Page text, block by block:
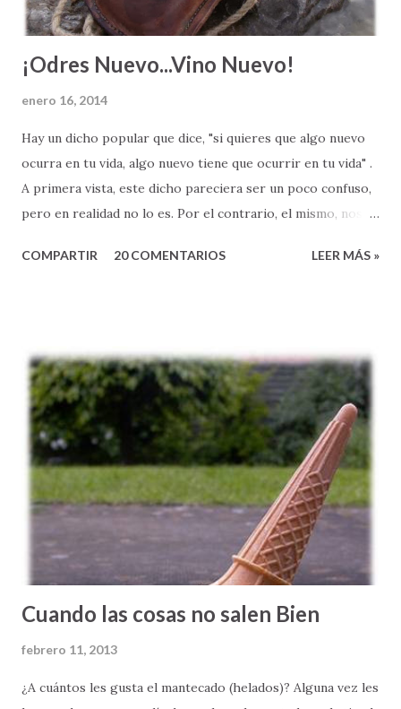
¡Odres Nuevo...Vino Nuevo!
enero 16, 2014
Hay un dicho popular que dice, "si quieres que algo nuevo
ocurra en tu vida, algo nuevo tiene que ocurrir en tu vida" .
A primera vista, este dicho pareciera ser un poco confuso,
pero en realidad no lo es. Por el contrario, el mismo, nos
sumamente poderoso, que lamentablemente, muchas veces
se caracterizó por ser diferente. La gente, como nos dice
la Biblia, seguían a Jesús y quedaban maravillados al
escuchar sus enseñanzas, porque eran: sencillas (pero
profundas), refrescantes, y llenas de esperanza.
COMPARTIR 20 COMENTARIOS LEER MÁS »
Cuando las cosas no salen Bien
febrero 11, 2013
¿A cuántos les gusta el mantecado (helados)? Alguna vez les